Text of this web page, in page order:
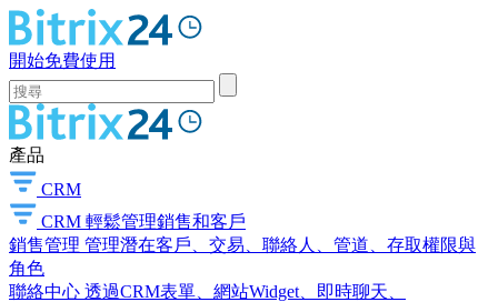
開始免費使用
產品
CRM
CRM 輕鬆管理銷售和客戶
銷售管理 管理潛在客戶、交易、聯絡人、管道、存取權限與
角色
聯絡中心 透過CRM表單、網站Widget、即時聊天、